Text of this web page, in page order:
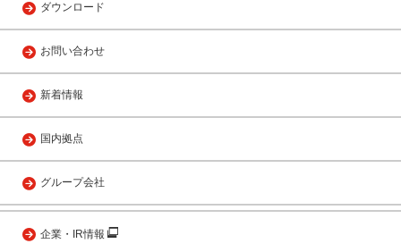
ダウンロード
お問い合わせ
新着情報
国内拠点
グループ会社
企業・IR情報